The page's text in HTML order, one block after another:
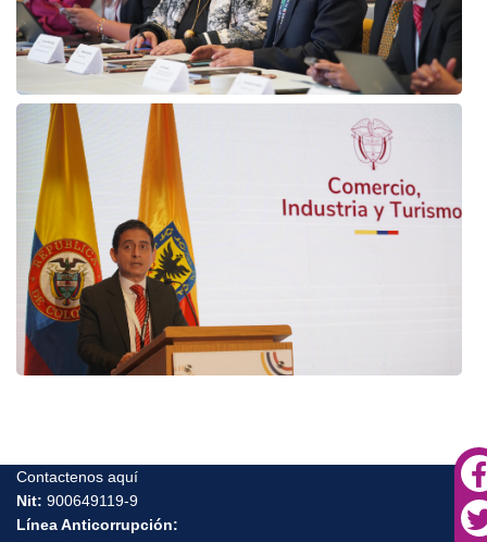
Contactenos aquí
Nit: 900649119-9
Línea Anticorrupción: